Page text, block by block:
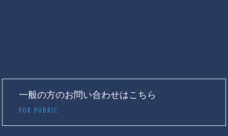
一般の方のお問い合わせはこちら
FOR PUBRIC